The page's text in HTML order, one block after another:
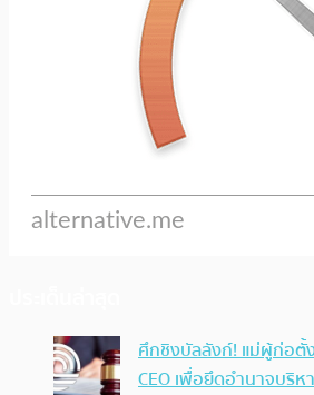
ศึกชิงบัลลังก์! แม่ผู้ก่อตั้
CEO เพื่อยึดอำนาจบริ